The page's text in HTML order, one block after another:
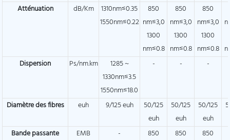
Atténuation
dB/Km
1310nm≤0.35
1550nm≤0.22
850
nm≤3,0
1300
nm≤0.8
850
nm≤3,0
1300
nm≤0.8
850
nm≤3,0
1300
nm≤0.8
Dispersion
Ps/nm.km
1285 ~
1330nm≤3.5
1550nm≤18.0
- - -
Diamètre des fibres euh 9/125 euh
50/125
euh
50/125
euh
50/125
euh
Bande passante
EMB -
850
850
850